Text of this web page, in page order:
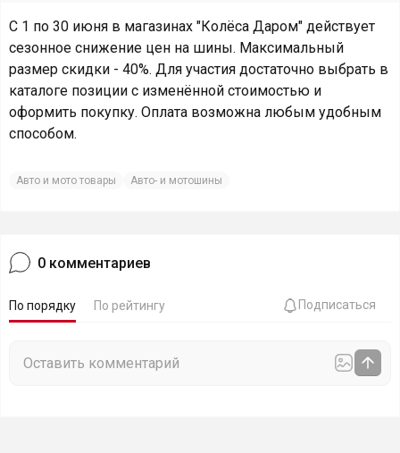
С 1 по 30 июня в магазинах "Колёса Даром" действует
сезонное снижение цен на шины. Максимальный
размер скидки - 40%. Для участия достаточно выбрать в
каталоге позиции с изменённой стоимостью и
оформить покупку. Оплата возможна любым удобным
способом.
Авто и мото товары Авто- и мотошины
0 комментариев
По порядку По рейтингу Подписаться